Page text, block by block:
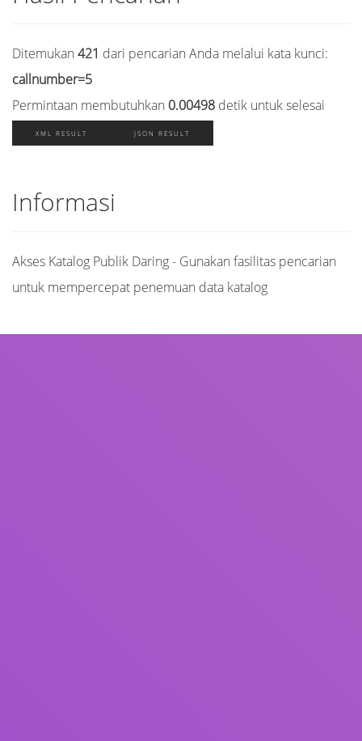
Ditemukan 421 dari pencarian Anda melalui kata kunci:
callnumber=5
Permintaan membutuhkan 0.00498 detik untuk selesai
XML RESULT JSON RESULT
Informasi
Akses Katalog Publik Daring - Gunakan fasilitas pencarian
untuk mempercepat penemuan data katalog